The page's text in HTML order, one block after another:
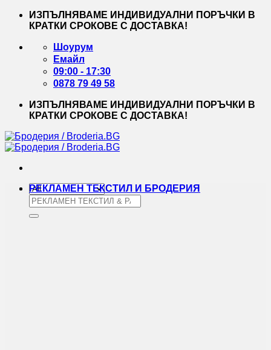
Skip
ИЗПЪЛНЯВАМЕ ИНДИВИДУАЛНИ ПОРЪЧКИ В
КРАТКИ СРОКОВЕ С ДОСТАВКА!
Шоурум
Емайл
09:00 - 17:30
0878 79 49 58
ИЗПЪЛНЯВАМЕ ИНДИВИДУАЛНИ ПОРЪЧКИ В
КРАТКИ СРОКОВЕ С ДОСТАВКА!
Търсене
за:
РЕКЛАМЕН ТЕКСТИЛ И БРОДЕРИЯ